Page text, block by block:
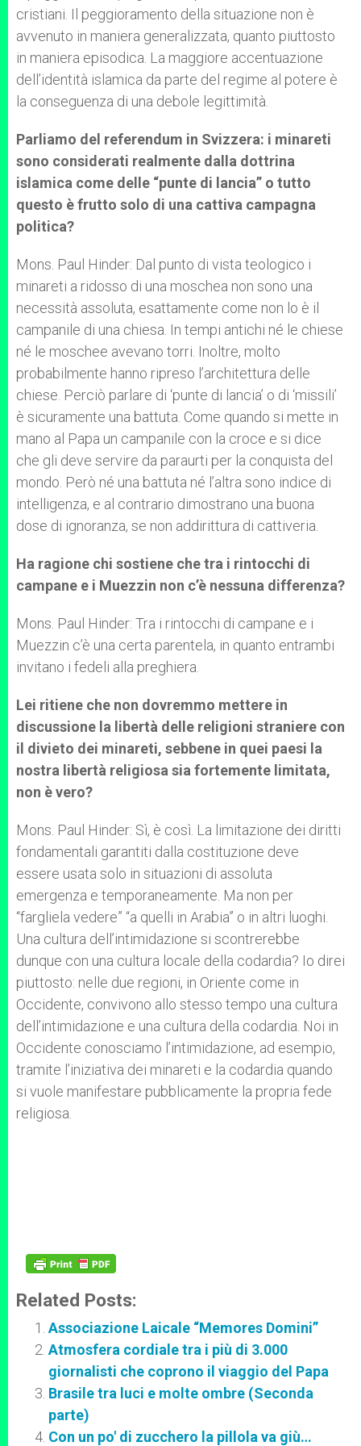
cristiani. Il peggioramento della situazione non è
avvenuto in maniera generalizzata, quanto piuttosto
in maniera episodica. La maggiore accentuazione
dell’identità islamica da parte del regime al potere è
la conseguenza di una debole legittimità.
Parliamo del referendum in Svizzera: i minareti
sono considerati realmente dalla dottrina
islamica come delle “punte di lancia” o tutto
questo è frutto solo di una cattiva campagna
politica?
Mons. Paul Hinder: Dal punto di vista teologico i
minareti a ridosso di una moschea non sono una
necessità assoluta, esattamente come non lo è il
campanile di una chiesa. In tempi antichi né le chiese
né le moschee avevano torri. Inoltre, molto
probabilmente hanno ripreso l’architettura delle
chiese. Perciò parlare di ‘punte di lancia’ o di ‘missili’
è sicuramente una battuta. Come quando si mette in
mano al Papa un campanile con la croce e si dice
che gli deve servire da paraurti per la conquista del
mondo. Però né una battuta né l’altra sono indice di
intelligenza, e al contrario dimostrano una buona
dose di ignoranza, se non addirittura di cattiveria.
Ha ragione chi sostiene che tra i rintocchi di
campane e i Muezzin non c’è nessuna differenza?
Mons. Paul Hinder: Tra i rintocchi di campane e i
Muezzin c’è una certa parentela, in quanto entrambi
invitano i fedeli alla preghiera.
Lei ritiene che non dovremmo mettere in
discussione la libertà delle religioni straniere con
il divieto dei minareti, sebbene in quei paesi la
nostra libertà religiosa sia fortemente limitata,
non è vero?
Mons. Paul Hinder: Sì, è così. La limitazione dei diritti
fondamentali garantiti dalla costituzione deve
essere usata solo in situazioni di assoluta
emergenza e temporaneamente. Ma non per
“fargliela vedere” “a quelli in Arabia” o in altri luoghi.
Una cultura dell’intimidazione si scontrerebbe
dunque con una cultura locale della codardia? Io direi
piuttosto: nelle due regioni, in Oriente come in
Occidente, convivono allo stesso tempo una cultura
dell’intimidazione e una cultura della codardia. Noi in
Occidente conosciamo l’intimidazione, ad esempio,
tramite l’iniziativa dei minareti e la codardia quando
si vuole manifestare pubblicamente la propria fede
religiosa.
Related Posts:
Associazione Laicale “Memores Domini”
Atmosfera cordiale tra i più di 3.000
giornalisti che coprono il viaggio del Papa
Brasile tra luci e molte ombre (Seconda
parte)
Con un po' di zucchero la pillola va giù…